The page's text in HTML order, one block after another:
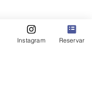
Instagram Reservar